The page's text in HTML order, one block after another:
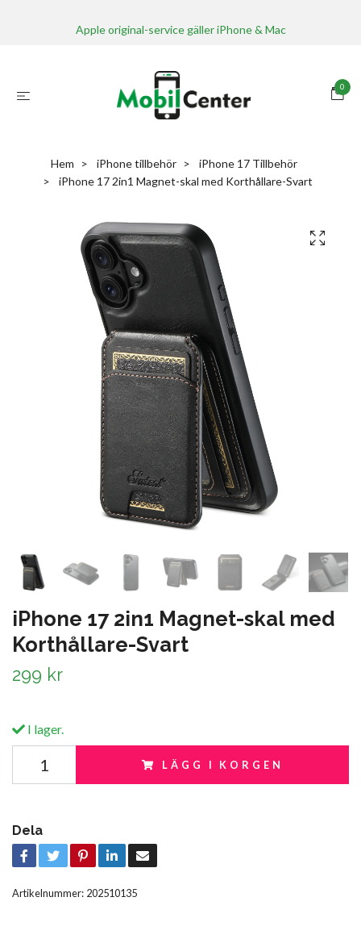
Apple original-service gäller iPhone & Mac
0
Hem iPhone tillbehör
iPhone 17 Tillbehör
iPhone 17 2in1 Magnet-skal med Korthållare-Svart
iPhone 17 2in1 Magnet-skal med
Korthållare-Svart
299 kr
I lager.
LÄGG I KORGEN
Dela
Artikelnummer: 202510135